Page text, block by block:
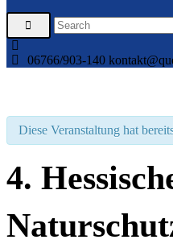
06766/903-140
Diese Veranstaltung hat
4.